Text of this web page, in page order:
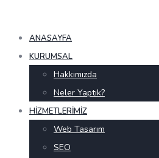
ANASAYFA
KURUMSAL
Hakkımızda
Neler Yaptık?
HIZMETLERIMIZ
Web Tasarım
SEO